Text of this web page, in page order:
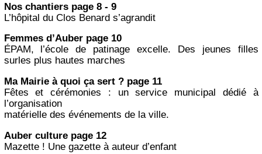
Nos chantiers page 8 - 9
L’hôpital du Clos Benard s’agrandit
Femmes d’Auber page 10
ÉPAM, l’école de patinage excelle. Des jeunes filles
surles plus hautes marches
Ma Mairie à quoi ça sert ? page 11
Fêtes et cérémonies : un service municipal dédié à
l’organisation
matérielle des événements de la ville.
Auber culture page 12
Mazette ! Une gazette à auteur d’enfant